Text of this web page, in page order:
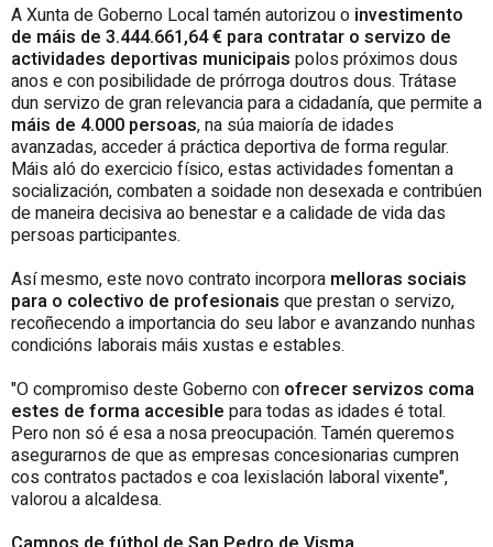
A Xunta de Goberno Local tamén autorizou o investimento
de máis de 3.444.661,64 € para contratar o servizo de
actividades deportivas municipais polos próximos dous
anos e con posibilidade de prórroga doutros dous. Trátase
dun servizo de gran relevancia para a cidadanía, que permite a
máis de 4.000 persoas, na súa maioría de idades
avanzadas, acceder á práctica deportiva de forma regular.
Máis aló do exercicio físico, estas actividades fomentan a
socialización, combaten a soidade non desexada e contribúen
de maneira decisiva ao benestar e a calidade de vida das
persoas participantes.
Así mesmo, este novo contrato incorpora melloras sociais
para o colectivo de profesionais que prestan o servizo,
recoñecendo a importancia do seu labor e avanzando nunhas
condicións laborais máis xustas e estables.
"O compromiso deste Goberno con ofrecer servizos coma
estes de forma accesible para todas as idades é total.
Pero non só é esa a nosa preocupación. Tamén queremos
asegurarnos de que as empresas concesionarias cumpren
cos contratos pactados e coa lexislación laboral vixente",
valorou a alcaldesa.